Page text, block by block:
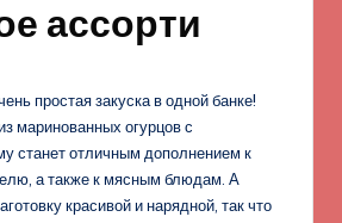
ассорти
простая закуска в одной банке!
маринованных огурцов с
станет отличным дополнением к
а также к мясным блюдам. А
красивой и нарядной, так что